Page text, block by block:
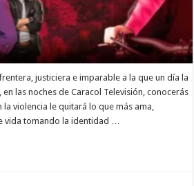
justiciera e imparable a la que un día la
las noches de Caracol Televisión, conocerás
la violencia le quitará lo que más ama,
vida tomando la identidad …